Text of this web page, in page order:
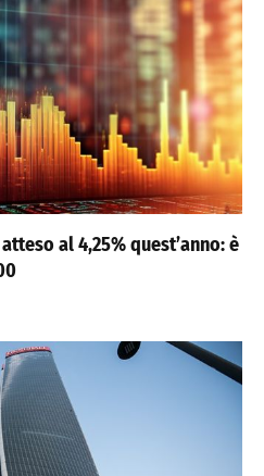
al 4,25% quest’anno: è